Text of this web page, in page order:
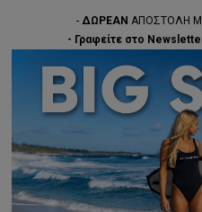
- ΔΩΡΕΑΝ ΑΠΟΣΤΟΛΗ
- Γραφείτε στο